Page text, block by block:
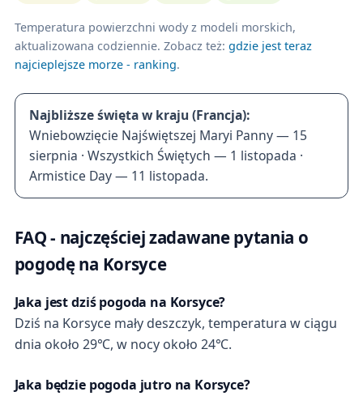
Temperatura powierzchni wody z modeli morskich,
aktualizowana codziennie. Zobacz też: gdzie jest teraz
najcieplejsze morze - ranking.
Najbliższe święta w kraju (Francja):
Wniebowzięcie Najświętszej Maryi Panny — 15
sierpnia · Wszystkich Świętych — 1 listopada ·
Armistice Day — 11 listopada.
FAQ - najczęściej zadawane pytania o
pogodę na Korsyce
Jaka jest dziś pogoda na Korsyce?
Dziś na Korsyce mały deszczyk, temperatura w ciągu
dnia około 29℃, w nocy około 24℃.
Jaka będzie pogoda jutro na Korsyce?